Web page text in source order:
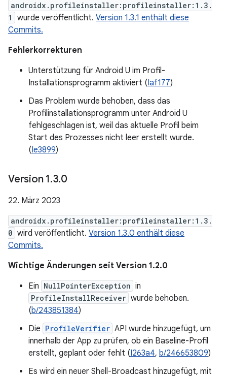
androidx.profileinstaller:profileinstaller:1.3.
1
wurde veröffentlicht. Version 1.3.1 enthält diese
Commits.
Fehlerkorrekturen
Unterstützung für Android U im Profil-
Installationsprogramm aktiviert (Iaf177)
Das Problem wurde behoben, dass das
Profilinstallationsprogramm unter Android U
fehlgeschlagen ist, weil das aktuelle Profil beim
Start des Prozesses nicht leer erstellt wurde.
(Ie3899)
Version 1.3.0
22. März 2023
androidx.profileinstaller:profileinstaller:1.3.
0 wird veröffentlicht. Version 1.3.0 enthält diese
Commits.
Wichtige Änderungen seit Version 1.2.0
Ein NullPointerException in
ProfileInstallReceiver wurde behoben.
(b/243851384)
Die ProfileVerifier API wurde hinzugefügt, um
innerhalb der App zu prüfen, ob ein Baseline-Profil
erstellt, geplant oder fehlt (I263a4, b/246653809)
Es wird ein neuer Shell-Broadcast hinzugefügt, mit